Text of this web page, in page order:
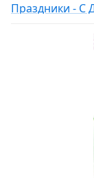
Праздники -